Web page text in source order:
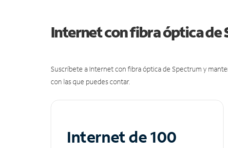
Internet con fibra óptica de
Suscríbete a Internet con fibra óptica de Spectrum y
con las que puedes contar.
Internet de 100